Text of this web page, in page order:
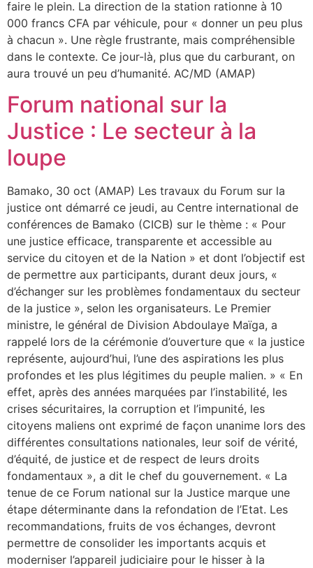
faire le plein. La direction de la station rationne à 10
000 francs CFA par véhicule, pour « donner un peu plus
à chacun ». Une règle frustrante, mais compréhensible
dans le contexte. Ce jour-là, plus que du carburant, on
aura trouvé un peu d’humanité. AC/MD (AMAP)
Forum national sur la
Justice : Le secteur à la
loupe
Bamako, 30 oct (AMAP) Les travaux du Forum sur la
justice ont démarré ce jeudi, au Centre international de
conférences de Bamako (CICB) sur le thème : « Pour
une justice efficace, transparente et accessible au
service du citoyen et de la Nation » et dont l’objectif est
de permettre aux participants, durant deux jours, «
d’échanger sur les problèmes fondamentaux du secteur
de la justice », selon les organisateurs. Le Premier
ministre, le général de Division Abdoulaye Maïga, a
rappelé lors de la cérémonie d’ouverture que « la justice
représente, aujourd’hui, l’une des aspirations les plus
profondes et les plus légitimes du peuple malien. » « En
effet, après des années marquées par l’instabilité, les
crises sécuritaires, la corruption et l’impunité, les
citoyens maliens ont exprimé de façon unanime lors des
différentes consultations nationales, leur soif de vérité,
d’équité, de justice et de respect de leurs droits
fondamentaux », a dit le chef du gouvernement. « La
tenue de ce Forum national sur la Justice marque une
étape déterminante dans la refondation de l’Etat. Les
recommandations, fruits de vos échanges, devront
permettre de consolider les importants acquis et
moderniser l’appareil judiciaire pour le hisser à la